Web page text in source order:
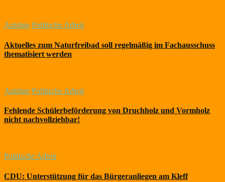
Anträge Politische Arbeit
Aktuelles zum Naturfreibad soll regelmäßig im Fachausschuss
thematisiert werden
Anträge Politische Arbeit
Fehlende Schülerbeförderung von Druchholz und Vormholz
nicht nachvollziehbar!
Politische Arbeit
CDU: Unterstützung für das Bürgeranliegen am Kleff